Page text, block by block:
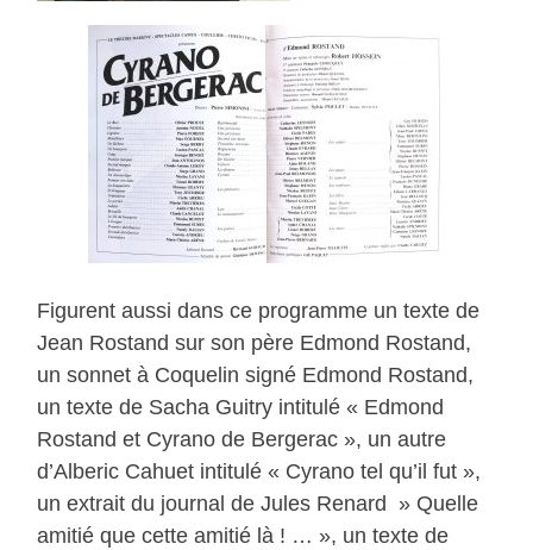
Figurent aussi dans ce programme un texte de
Jean Rostand sur son père Edmond Rostand,
un sonnet à Coquelin signé Edmond Rostand,
un texte de Sacha Guitry intitulé « Edmond
Rostand et Cyrano de Bergerac », un autre
d’Alberic Cahuet intitulé « Cyrano tel qu’il fut »,
un extrait du journal de Jules Renard » Quelle
amitié que cette amitié là ! … », un texte de